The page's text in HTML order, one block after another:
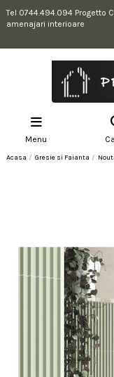
Tel 0744.494.094 Progetto
amenajari interioare
Menu
Acasa Gresie si Faianta